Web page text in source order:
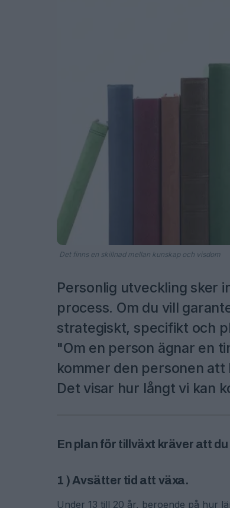
Det finns en skillnad mellan kunskap och visdom
Personlig utveckling sker
process. Om du vill
strategiskt, specifikt och
"Om en person ägnar en
kommer den personen
Det visar hur långt vi kan
En plan för tillväxt kräver att du
1 ) Avsätter tid att växa.
Under 13 till 20 år, beroende på hur